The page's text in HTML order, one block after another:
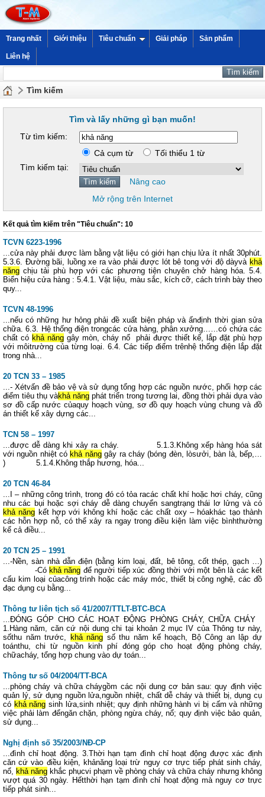
Trang nhất Giới thiệu Tiêu chuẩn Giải pháp Sản phẩm
Liên hệ
Tìm kiếm
Tìm và lấy những gì bạn muốn!
Từ tìm kiếm:
Cả cụm từ
Tối thiểu 1 từ
Tìm kiếm tại:
Nâng cao
Mở rộng trên Internet
Kết quả tìm kiếm trên "Tiêu chuẩn": 10
TCVN 6223-1996
...cửa này phải được làm bằng vật liệu có giới hạn chịu lửa ít nhất 30phút.
5.3.6. Đường bãi, luồng xe ra vào phải được lót bê tong với độ dàyvà khả
năng chịu tải phù hợp với các phương tiện chuyên chở hàng hóa. 5.4.
Biển hiệu cửa hàng : 5.4.1. Vật liệu, màu sắc, kích cỡ, cách trình bày theo
quy...
TCVN 48-1996
...nếu có những hư hỏng phải đề xuất biện pháp và ấnđịnh thời gian sửa
chữa. 6.3. Hệ thống điện trongcác cửa hàng, phân xưởng……có chứa các
chất có khả năng gây mòn, cháy nổ phải được thiết kế, lắp đặt phù hợp
với môitrường của từng loại. 6.4. Các tiếp điểm trênhệ thống điện lắp đặt
trong nhà...
20 TCN 33 – 1985
...- Xétvấn đề bảo vệ và sử dụng tổng hợp các nguồn nước, phối hợp các
điểm tiêu thụ vàkhả năng phát triển trong tương lai, đồng thời phải dựa vào
sơ đồ cấp nước củaquy hoạch vùng, sơ đồ quy hoạch vùng chung và đồ
án thiết kế xây dựng các...
TCN 58 – 1997
...được dễ dàng khi xảy ra cháy. 5.1.3.Không xếp hàng hóa sát
với nguồn nhiệt có khả nănggây ra cháy (bóng đèn, lòsưởi, bàn là, bếp,…
) 5.1.4.Không thắp hương, hóa...
20 TCN 46-84
...I – những công trình, trong đó có tỏa racác chất khí hoặc hơi cháy, cũng
nhu các bụi hoặc sợi cháy dễ dàng chuyển sangtrạng thái lơ lửng và có
khả năng kết hợp với không khí hoặc các chất oxy – hóakhác tạo thành
các hỗn hợp nỗ, có thể xảy ra ngay trong điều kiện làm việc bìnhthường
kể cả điều...
20 TCN 25 – 1991
...-Nền, sàn nhà dẫn điện (bằng kim loại, đất, bê tông, cốt thép, gạch …)
-Có khả năng để người tiếp xúc đồng thời với một bên là các kết
cấu kim loại củacông trình hoặc các máy móc, thiết bị công nghệ, các đồ
đạc dụng cụ bằng...
Thông tư liên tịch số 41/2007/TTLT-BTC-BCA
...ĐÓNG GÓP CHO CÁC HOẠT ĐỘNG PHÒNG CHÁY, CHỮA CHÁY
1.Hàng năm, căn cứ nội dung chi tại khoản 2 mục IV của Thông tư này,
sốthu năm trước,
khả năng số thu năm kế hoạch, Bộ Công an lập dự
toánthu, chi từ nguồn kinh phí đóng góp cho hoạt động phòng cháy,
chữacháy, tổng hợp chung vào dự toán...
Thông tư số 04/2004/TT-BCA
...phòng cháy và chữa cháygồm các nội dung cơ bản sau: quy định việc
quản lý, sử dụng nguồn lửa,nguồn nhiệt, chất dễ cháy và thiết bị, dụng cụ
có khả năng sinh lửa,sinh nhiệt; quy định những hành vi bị cấm và những
việc phải làm đểngăn chặn, phòng ngừa cháy, nổ; quy định việc bảo quản,
sử dụng...
Nghị định số 35/2003/NĐ-CP
...đình chỉ hoạt động. 3.Thời hạn tạm đình chỉ hoạt động được xác định
căn cứ vào điều kiện, khảnăng loại trừ nguy cơ trực tiếp phát sinh cháy,
nổ, khả năng khắc phụcvi phạm về phòng cháy và chữa cháy nhưng không
vượt quá 30 ngày. Hếtthời hạn tạm đình chỉ hoạt động mà nguy cơ trực
tiếp phát sinh...